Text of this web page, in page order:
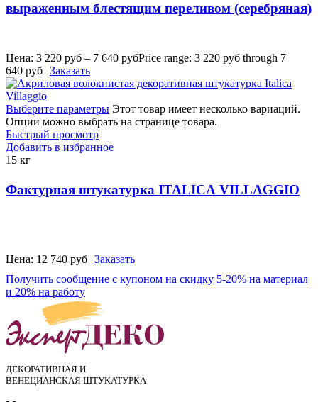
выраженным блестящим переливом (серебряная)
Цена: 3 220 руб – 7 640 рубPrice range: 3 220 руб through 7
640 руб Заказать
Выберите параметры Этот товар имеет несколько вариаций.
Опции можно выбрать на странице товара.
Быстрый просмотр
Добавить в избранное
15 кг
Фактурная штукатурка ITALICA VILLAGGIO
Цена: 12 740 руб Заказать
Получить сообщение с купоном на скидку 5-20% на материал
и 20% на работу
ДЕКОРАТИВНАЯ И
ВЕНЕЦИАНСКАЯ ШТУКАТУРКА